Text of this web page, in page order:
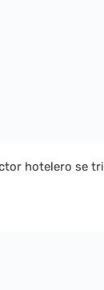
hotelero se